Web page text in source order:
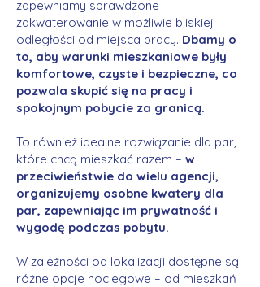
zapewniamy sprawdzone
zakwaterowanie w możliwie bliskiej
odległości od miejsca pracy. Dbamy o
to, aby warunki mieszkaniowe były
komfortowe, czyste i bezpieczne, co
pozwala skupić się na pracy i
spokojnym pobycie za granicą.
To również idealne rozwiązanie dla par,
które chcą mieszkać razem – w
przeciwieństwie do wielu agencji,
organizujemy osobne kwatery dla
par, zapewniając im prywatność i
wygodę podczas pobytu.
W zależności od lokalizacji dostępne są
różne opcje noclegowe – od mieszkań